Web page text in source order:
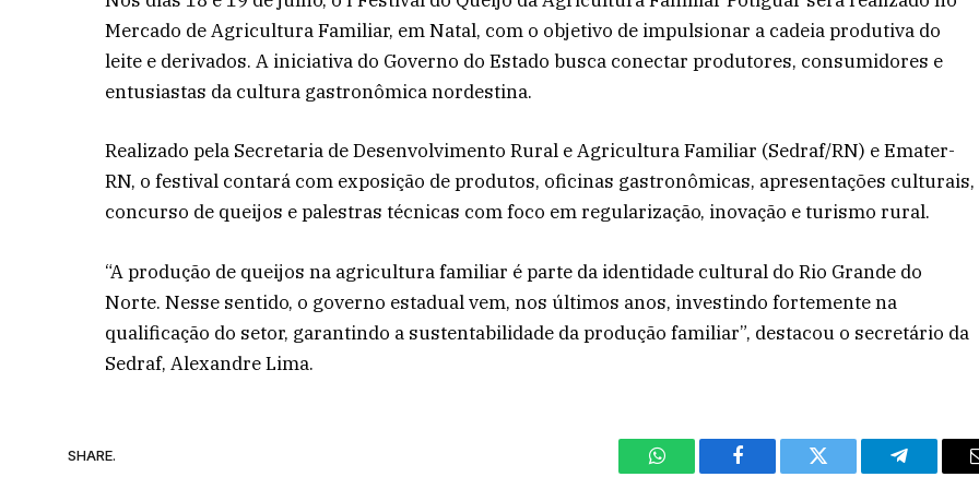
Mercado de Agricultura Familiar, em Natal, com o objetivo de impulsionar a cadeia produtiva do
leite e derivados. A iniciativa do Governo do Estado busca conectar produtores, consumidores e
entusiastas da cultura gastronômica nordestina.
Realizado pela Secretaria de Desenvolvimento Rural e Agricultura Familiar (Sedraf/RN) e Emater-
RN, o festival contará com exposição de produtos, oficinas gastronômicas, apresentações culturais,
concurso de queijos e palestras técnicas com foco em regularização, inovação e turismo rural.
“A produção de queijos na agricultura familiar é parte da identidade cultural do Rio Grande do
Norte. Nesse sentido, o governo estadual vem, nos últimos anos, investindo fortemente na
qualificação do setor, garantindo a sustentabilidade da produção familiar”, destacou o secretário da
Sedraf, Alexandre Lima.
SHARE.
WhatsAppFacebook Twitter Telegram